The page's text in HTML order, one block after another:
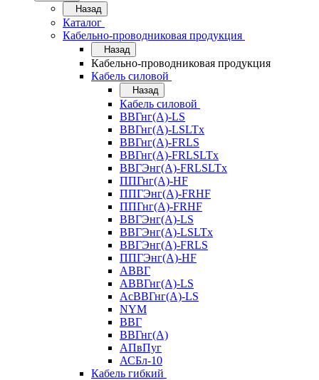
Назад
Каталог
Кабельно-проводниковая продукция
Назад
Кабельно-проводниковая продукция
Кабель силовой
Назад
Кабель силовой
ВВГнг(А)-LS
ВВГнг(А)-LSLTx
ВВГнг(А)-FRLS
ВВГнг(А)-FRLSLTx
ВВГЭнг(А)-FRLSLTx
ППГнг(А)-HF
ППГЭнг(А)-FRHF
ППГнг(А)-FRHF
ВВГЭнг(А)-LS
ВВГЭнг(А)-LSLTx
ВВГЭнг(А)-FRLS
ППГЭнг(А)-HF
АВВГ
АВВГнг(А)-LS
АсВВГнг(А)-LS
NYM
ВВГ
ВВГнг(А)
АПвПуг
АСБл-10
Кабель гибкий